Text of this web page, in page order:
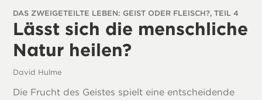
DAS ZWEIGETEILTE LEBEN: GEIST ODER FLEISCH?, TEIL 4
Lässt sich die menschliche
Natur heilen?
David Hulme
Die Frucht des Geistes spielt eine entscheidende